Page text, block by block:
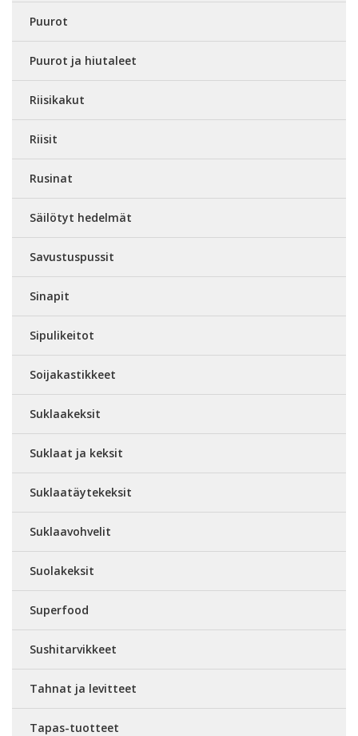
Puurot
Puurot ja hiutaleet
Riisikakut
Riisit
Rusinat
Säilötyt hedelmät
Savustuspussit
Sinapit
Sipulikeitot
Soijakastikkeet
Suklaakeksit
Suklaat ja keksit
Suklaatäytekeksit
Suklaavohvelit
Suolakeksit
Superfood
Sushitarvikkeet
Tahnat ja levitteet
Tapas-tuotteet